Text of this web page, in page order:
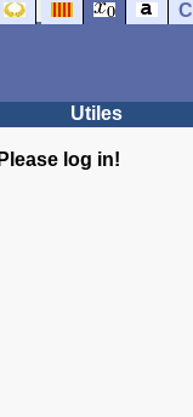
Utiles
log in!